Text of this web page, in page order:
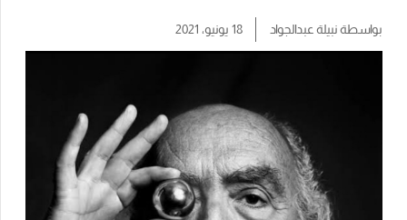
بواسطةنبيلة عبدالجواد 18 يونيو، 2021